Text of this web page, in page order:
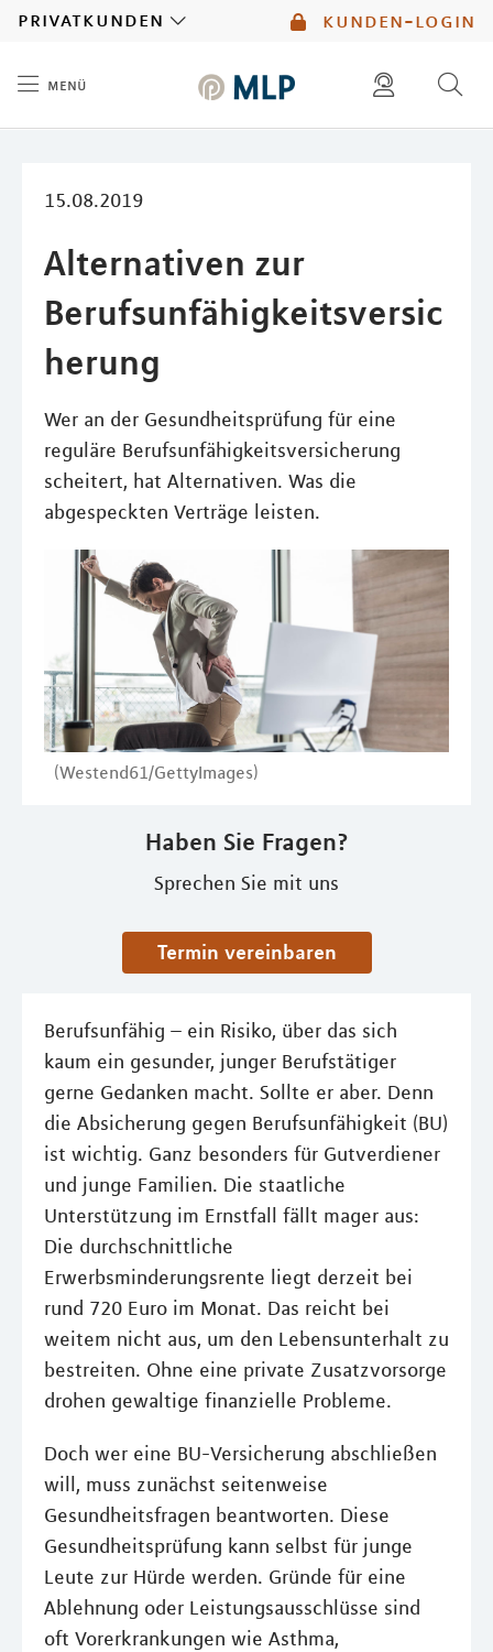
kunden-login
privatkunden
menü
15.08.2019
Alternativen zur
Berufsunfähigkeitsversic
herung
Wer an der Gesundheitsprüfung für eine
reguläre Berufsunfähigkeitsversicherung
scheitert, hat Alternativen. Was die
abgespeckten Verträge leisten.
(Westend61/GettyImages)
Haben Sie Fragen?
Sprechen Sie mit uns
Termin vereinbaren
Berufsunfähig – ein Risiko, über das sich
kaum ein gesunder, junger Berufstätiger
gerne Gedanken macht. Sollte er aber. Denn
die Absicherung gegen Berufsunfähigkeit (BU)
ist wichtig. Ganz besonders für Gutverdiener
und junge Familien. Die staatliche
Unterstützung im Ernstfall fällt mager aus:
Die durchschnittliche
Erwerbsminderungsrente liegt derzeit bei
rund 720 Euro im Monat. Das reicht bei
weitem nicht aus, um den Lebensunterhalt zu
bestreiten. Ohne eine private Zusatzvorsorge
drohen gewaltige finanzielle Probleme.
Doch wer eine BU-Versicherung abschließen
will, muss zunächst seitenweise
Gesundheitsfragen beantworten. Diese
Gesundheitsprüfung kann selbst für junge
Leute zur Hürde werden. Gründe für eine
Ablehnung oder Leistungsausschlüsse sind
oft Vorerkrankungen wie Asthma,